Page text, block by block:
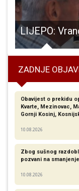
ZADNJE
Obavijest o prekidu
Kvarte, Mezinovac,
Gornji Kosinj,
10.08.2026
Zbog sušnog
pozvani na
10.08.2026